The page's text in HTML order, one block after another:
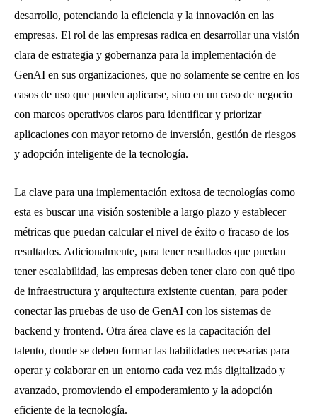
desarrollo, potenciando la eficiencia y la innovación en las
empresas. El rol de las empresas radica en desarrollar una visión
clara de estrategia y gobernanza para la implementación de
GenAI en sus organizaciones, que no solamente se centre en los
casos de uso que pueden aplicarse, sino en un caso de negocio
con marcos operativos claros para identificar y priorizar
aplicaciones con mayor retorno de inversión, gestión de riesgos
y adopción inteligente de la tecnología.
La clave para una implementación exitosa de tecnologías como
esta es buscar una visión sostenible a largo plazo y establecer
métricas que puedan calcular el nivel de éxito o fracaso de los
resultados. Adicionalmente, para tener resultados que puedan
tener escalabilidad, las empresas deben tener claro con qué tipo
de infraestructura y arquitectura existente cuentan, para poder
conectar las pruebas de uso de GenAI con los sistemas de
backend y frontend. Otra área clave es la capacitación del
talento, donde se deben formar las habilidades necesarias para
operar y colaborar en un entorno cada vez más digitalizado y
avanzado, promoviendo el empoderamiento y la adopción
eficiente de la tecnología.